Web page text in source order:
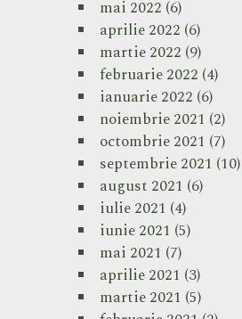
mai 2022 (6)
aprilie 2022 (6)
martie 2022 (9)
februarie 2022 (4)
ianuarie 2022 (6)
noiembrie 2021 (2)
octombrie 2021 (7)
septembrie 2021 (10)
august 2021 (6)
iulie 2021 (4)
iunie 2021 (5)
mai 2021 (7)
aprilie 2021 (3)
martie 2021 (5)